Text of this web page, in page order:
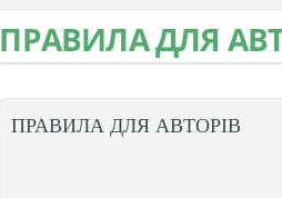
ПРАВИЛА ДЛЯ
ПРАВИЛА ДЛЯ АВТОРІВ